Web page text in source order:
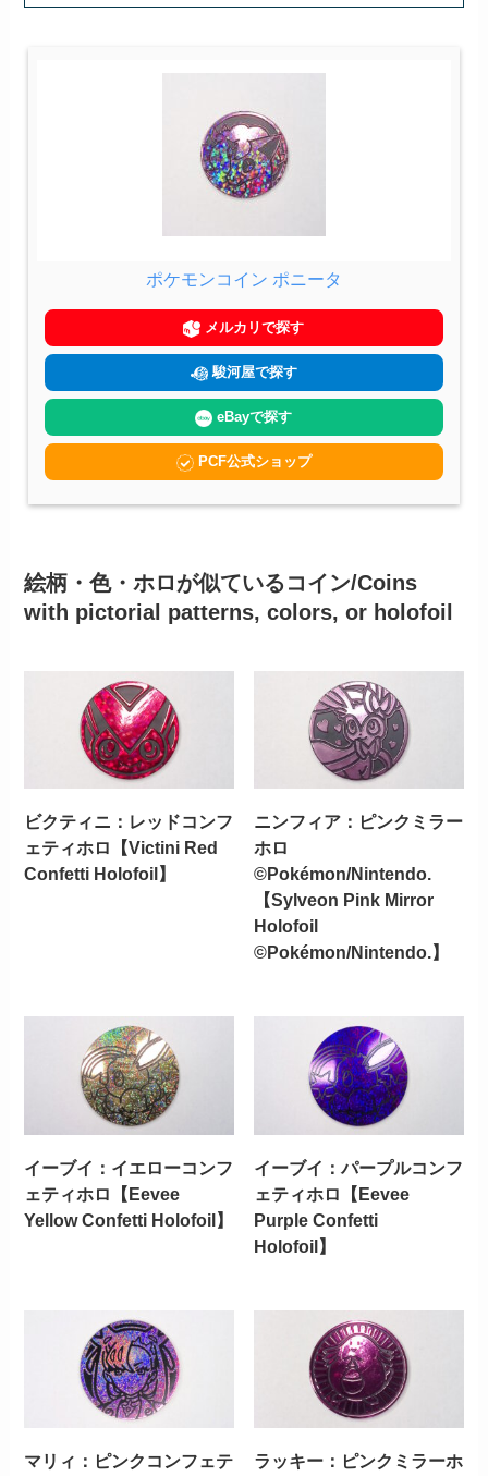
ポケモンコイン ポニータ
メルカリで探す
駿河屋で探す
eBayで探す
PCF公式ショップ
絵柄・色・ホロが似ているコイン/Coins
with pictorial patterns, colors, or holofoil
ビクティニ：レッドコンフ
ェティホロ【Victini Red
Confetti Holofoil】
ニンフィア：ピンクミラー
ホロ
©Pokémon/Nintendo.
【Sylveon Pink Mirror
Holofoil
©Pokémon/Nintendo.】
イーブイ：イエローコンフ
ェティホロ【Eevee
Yellow Confetti Holofoil】
イーブイ：パープルコンフ
ェティホロ【Eevee
Purple Confetti
Holofoil】
マリィ：ピンクコンフェテ
ラッキー：ピンクミラーホ